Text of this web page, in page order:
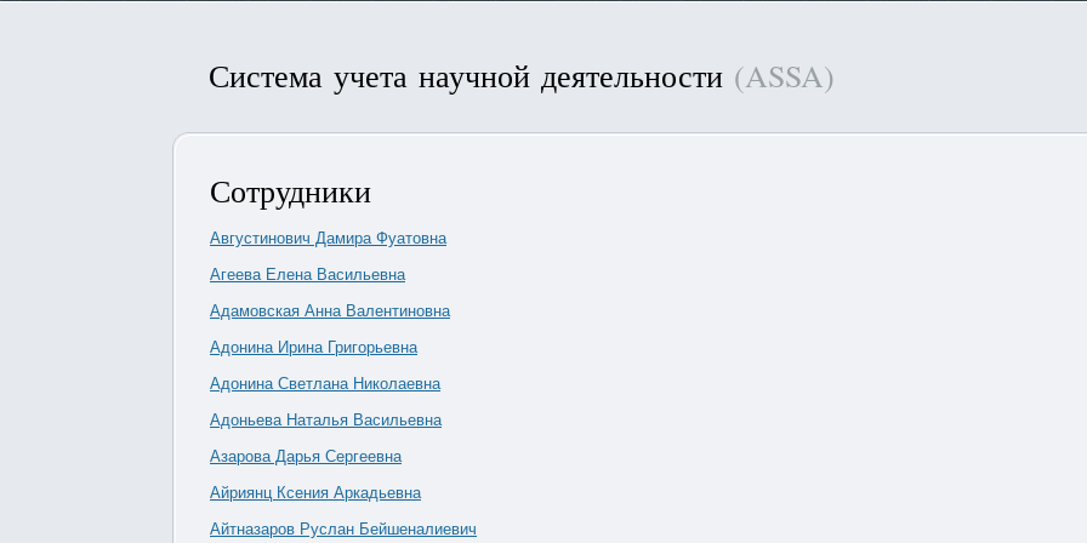
Система учета научной деятельности (ASSA)
Сотрудники
Августинович Дамира Фуатовна
Агеева Елена Васильевна
Адамовская Анна Валентиновна
Адонина Ирина Григорьевна
Адонина Светлана Николаевна
Адоньева Наталья Васильевна
Азарова Дарья Сергеевна
Айриянц Ксения Аркадьевна
Айтназаров Руслан Бейшеналиевич